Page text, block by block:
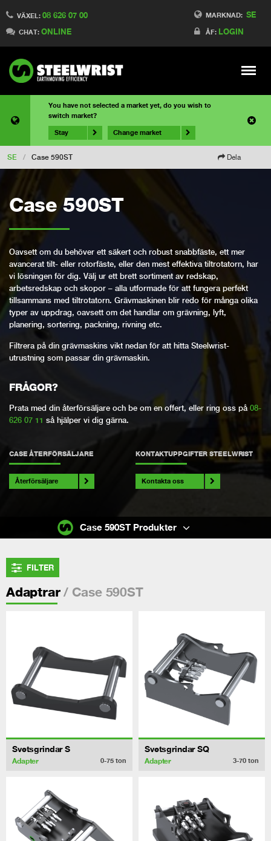
MARKNAD: SE
ÅF: LOGIN
VÄXEL: 08 626 07 00
CHAT: ONLINE
Meny
You have not selected a market yet, do you wish to
switch market?
Stay Change market
SE / Case 590ST Dela
Case 590ST
Oavsett om du behöver ett säkert och robust snabbfäste, ett mer
avancerat tilt- eller rotorfäste, eller den mest effektiva tiltrotatorn, har
vi lösningen för dig. Välj ur ett brett sortiment av redskap,
arbetsredskap och skopor – alla utformade för att fungera perfekt
tillsammans med tiltrotatorn. Grävmaskinen blir redo för många olika
typer av uppdrag, oavsett om det handlar om grävning, lyft,
planering, sortering, packning, rivning etc.
Filtrera på din grävmaskins vikt nedan för att hitta Steelwrist-
utrustning som passar din grävmaskin.
FRÅGOR?
Prata med din återförsäljare och be om en offert, eller ring oss på 08-
626 07 11 så hjälper vi dig gärna.
CASE ÅTERFÖRSÄLJARE
Återförsäljare
KONTAKTUPPGIFTER STEELWRIST
Kontakta oss
FILTER
Adaptrar/ Case 590ST
Svetsgrindar S
Adapter 0-75 ton
Svetsgrindar SQ
Adapter 3-70 ton
Case 590ST Produkter